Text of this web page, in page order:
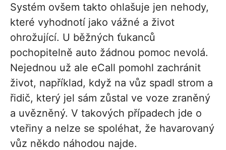
Systém ovšem takto ohlašuje jen nehody,
které vyhodnotí jako vážné a život
ohrožující. U běžných ťukanců
pochopitelně auto žádnou pomoc nevolá.
Nejednou už ale eCall pomohl zachránit
život, například, když na vůz spadl strom a
řidič, který jel sám zůstal ve voze zraněný
a uvězněný. V takových případech jde o
vteřiny a nelze se spoléhat, že havarovaný
vůz někdo náhodou najde.